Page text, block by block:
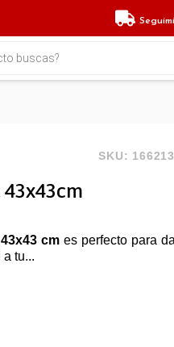
SKU:
cm es perfecto para
a tu...